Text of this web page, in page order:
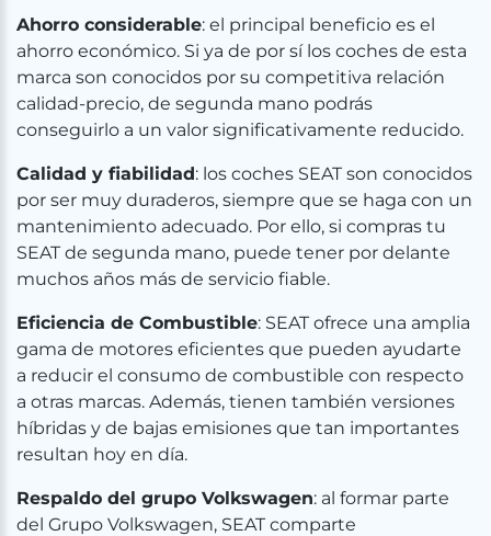
Ahorro considerable: el principal beneficio es el
ahorro económico. Si ya de por sí los coches de esta
marca son conocidos por su competitiva relación
calidad-precio, de segunda mano podrás
conseguirlo a un valor significativamente reducido.
Calidad y fiabilidad: los coches SEAT son conocidos
por ser muy duraderos, siempre que se haga con un
mantenimiento adecuado. Por ello, si compras tu
SEAT de segunda mano, puede tener por delante
muchos años más de servicio fiable.
Eficiencia de Combustible: SEAT ofrece una amplia
gama de motores eficientes que pueden ayudarte
a reducir el consumo de combustible con respecto
a otras marcas. Además, tienen también versiones
híbridas y de bajas emisiones que tan importantes
resultan hoy en día.
Respaldo del grupo Volkswagen: al formar parte
del Grupo Volkswagen, SEAT comparte